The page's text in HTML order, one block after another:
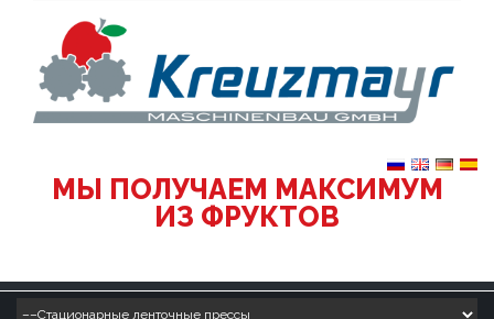
МЫ ПОЛУЧАЕМ МАКСИМУМ
ИЗ ФРУКТОВ